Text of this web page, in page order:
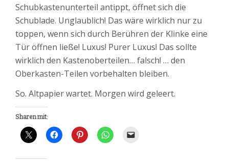
Schubkastenunterteil antippt, öffnet sich die
Schublade. Unglaublich! Das wäre wirklich nur zu
toppen, wenn sich durch Berühren der Klinke eine
Tür öffnen ließe! Luxus! Purer Luxus! Das sollte
wirklich den Kastenoberteilen… falsch! … den
Oberkasten-Teilen vorbehalten bleiben.
So. Altpapier wartet. Morgen wird geleert.
Sharen mit: